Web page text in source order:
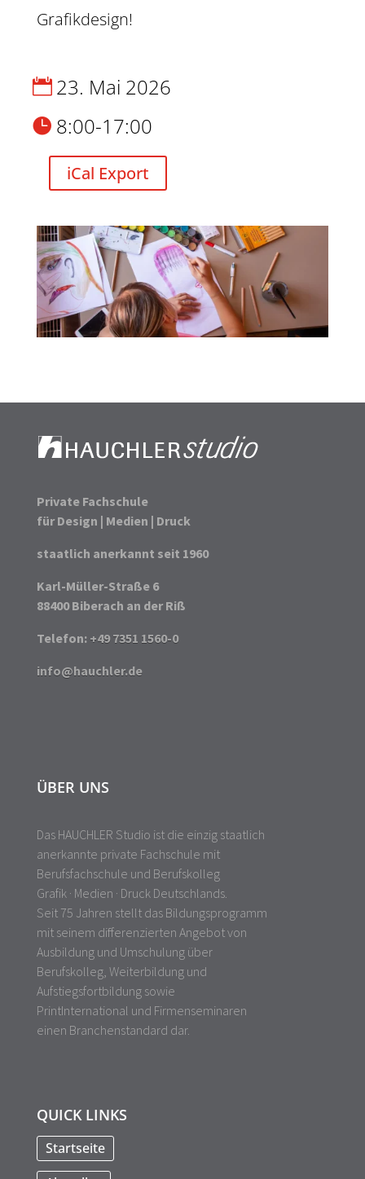
Grafikdesign!
23. Mai 2026
8:00-17:00
iCal Export
Private Fachschule
für Design | Medien | Druck
staatlich anerkannt seit 1960
Karl-Müller-Straße 6
88400 Biberach an der Riß
Telefon: +49 7351 1560-0
info@hauchler.de
ÜBER UNS
Das HAUCHLER Studio ist die einzig staatlich
anerkannte private Fachschule mit
Berufsfachschule und Berufskolleg
Grafik · Medien · Druck Deutschlands.
Seit 75 Jahren stellt das Bildungsprogramm
mit seinem differenzierten Angebot von
Ausbildung und Umschulung über
Berufskolleg, Weiterbildung und
Aufstiegsfortbildung sowie
PrintInternational und Firmenseminaren
einen Branchenstandard dar.
QUICK LINKS
Startseite